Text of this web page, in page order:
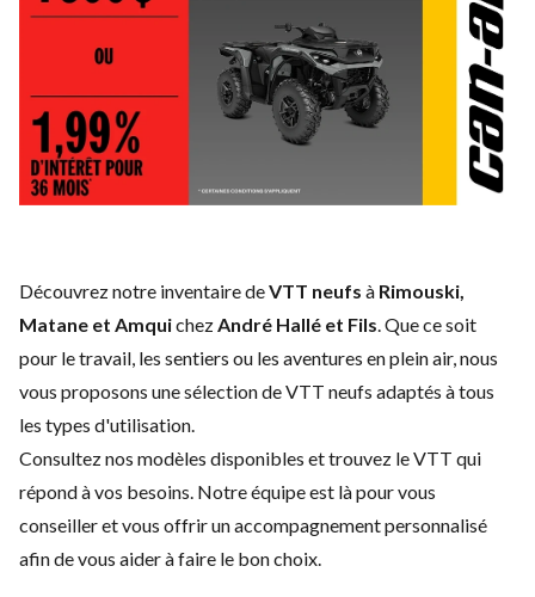
Découvrez notre inventaire deVTT neufs à Rimouski,
Matane et AmquichezAndré Hallé et Fils. Que ce soit
pour le travail, les sentiers ou les aventures en plein air, nous
vous proposons une sélection de VTT neufs adaptés à tous
les types d'utilisation.
Consultez nos modèles disponibles et trouvez le VTT qui
répond à vos besoins. Notre équipe est là pour vous
conseiller et vous offrir un accompagnement personnalisé
afin de vous aider à faire le bon choix.